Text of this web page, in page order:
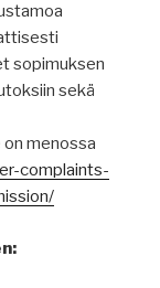
sopimuksen
sekä
menossa
complaints-